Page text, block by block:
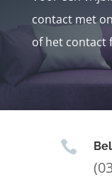
contact met
of het contact
